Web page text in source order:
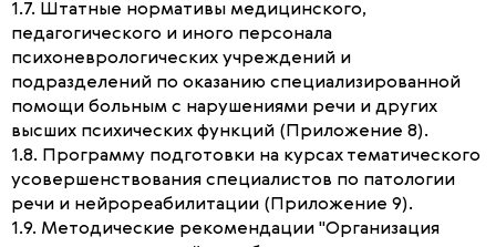
1.7. Штатные нормативы медицинского,
педагогического и иного персонала
психоневрологических учреждений и
подразделений по оказанию специализированной
помощи больным с нарушениями речи и других
высших психических функций (Приложение 8).
1.8. Программу подготовки на курсах тематического
усовершенствования специалистов по патологии
речи и нейрореабилитации (Приложение 9).
1.9. Методические рекомендации "Организация